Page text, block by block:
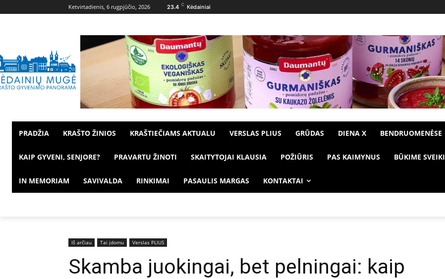
Ketvirtadienis, 6 rugpjūčio, 2026 23.4 C Kėdainiai
PRADŽIA KRAŠTO ŽINIOS KRAŠTIEČIAMS AKTUALU VERSLAS PLIUS GRŪDAS DIENA X BENDRUOMENĖSE
KAIP GYVENI, SENJORE? PRAVARTU ŽINOTI SKAITYTOJAI KLAUSIA POŽIŪRIS PAS KAIMYNUS BŪKIME SVEIKI
IN MEMORIAM SAVIVALDA RINKIMAI PASAULIS MARGAS KONTAKTAI
Iš arčiau Tai įdomu Verslas PLIUS
Skamba juokingai, bet pelningai: kaip